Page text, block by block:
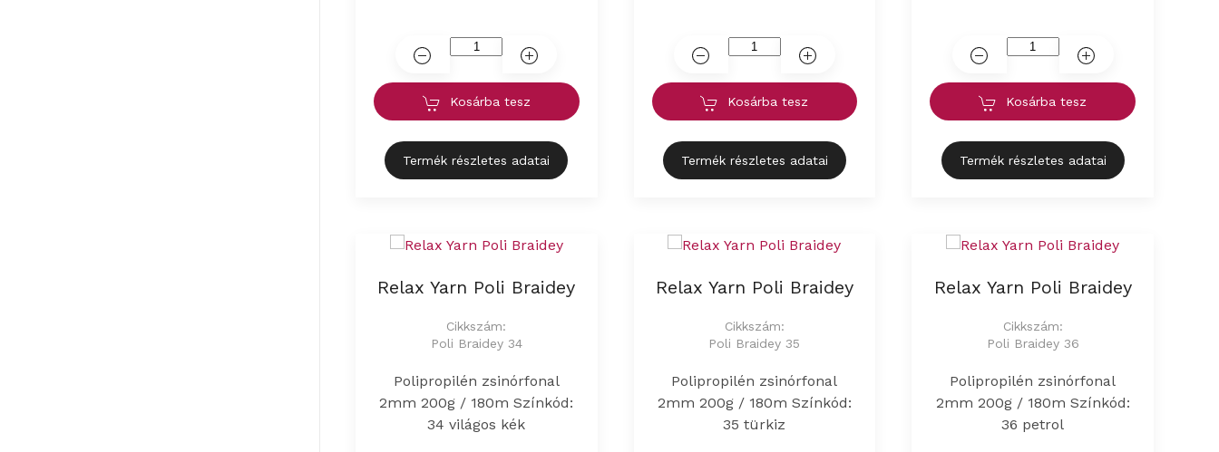
Kosárba tesz
Termék részletes adatai
Kosárba tesz
Termék részletes adatai
Kosárba tesz
Termék részletes adatai
Relax Yarn Poli Braidey
Cikkszám:
Poli Braidey 34
Polipropilén zsinórfonal
2mm 200g / 180m Színkód:
34 világos kék
Relax Yarn Poli Braidey
Cikkszám:
Poli Braidey 35
Polipropilén zsinórfonal
2mm 200g / 180m Színkód:
35 türkiz
Relax Yarn Poli Braidey
Cikkszám:
Poli Braidey 36
Polipropilén zsinórfonal
2mm 200g / 180m Színkód:
36 petrol